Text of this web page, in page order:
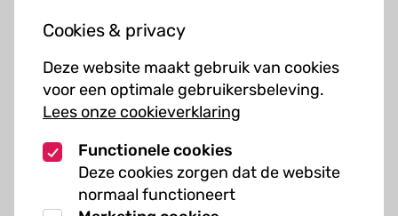
Cookies & privacy
Deze website maakt gebruik van cookies
voor een optimale gebruikersbeleving.
Lees onze cookieverklaring
Functionele cookies
Deze cookies zorgen dat de website
normaal functioneert
Muziekcursussen
Kunst cursussen
Over ons
Organisatie